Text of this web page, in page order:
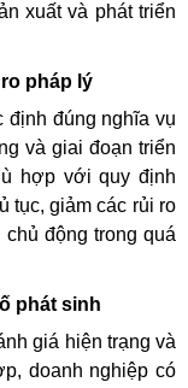
xuất và phát triển
pháp lý
định đúng nghĩa vụ
và giai đoạn triển
hợp với quy định
tục, giảm các rủi ro
động trong quá
phát sinh
giá hiện trạng và
doanh nghiệp có